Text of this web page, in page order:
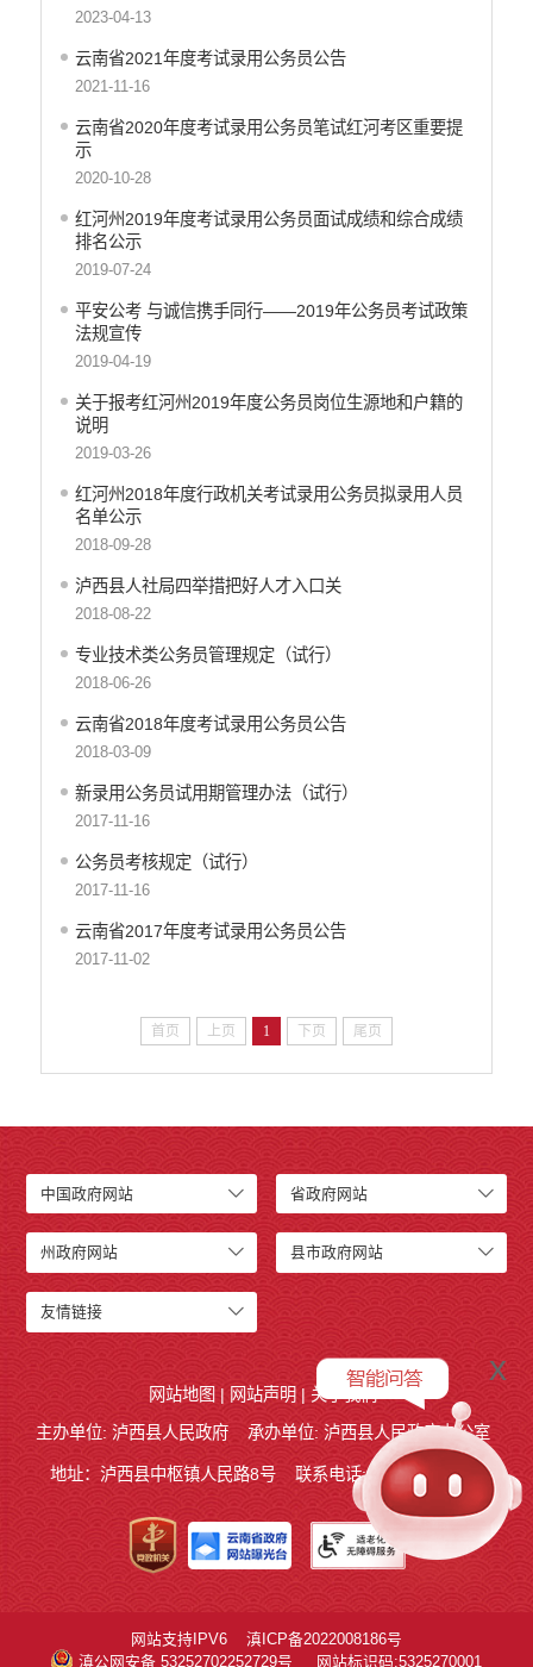
减税降费
财政资金直达基层
财政预决算
公务员管理
疫情防控
养老服务
社会救助
食品药品监管
产品质量
医疗卫生
应急预案
安全生产
涉农补贴
2023-04-13
云南省2021年度考试录用公务员公告
2021-11-16
云南省2020年度考试录用公务员笔试红河考区重要提
示
2020-10-28
红河州2019年度考试录用公务员面试成绩和综合成绩
排名公示
2019-07-24
平安公考 与诚信携手同行――2019年公务员考试政策
法规宣传
2019-04-19
关于报考红河州2019年度公务员岗位生源地和户籍的
说明
2019-03-26
红河州2018年度行政机关考试录用公务员拟录用人员
名单公示
2018-09-28
泸西县人社局四举措把好人才入口关
2018-08-22
专业技术类公务员管理规定（试行）
2018-06-26
云南省2018年度考试录用公务员公告
2018-03-09
新录用公务员试用期管理办法（试行）
2017-11-16
公务员考核规定（试行）
2017-11-16
云南省2017年度考试录用公务员公告
2017-11-02
首页 上页 1 下页 尾页
中国政府网站 省政府网站
州政府网站 县市政府网站
友情链接
网站地图 | 网站声明 | 关于我们
主办单位: 泸西县人民政府
承办单位: 泸西县人民政府办公室
地址：泸西县中枢镇人民路8号 联系电话:0873-6621715
x
网站支持IPV6
滇ICP备2022008186号
滇公网安备 53252702252729号
网站标识码:5325270001